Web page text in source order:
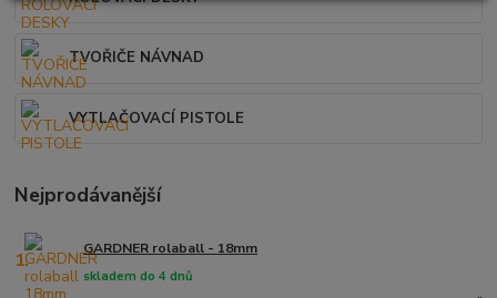
TVOŘIČE NÁVNAD
VYTLAČOVACÍ PISTOLE
Nejprodávanější
1. GARDNER rolaball - 18mm
skladem do 4 dnů